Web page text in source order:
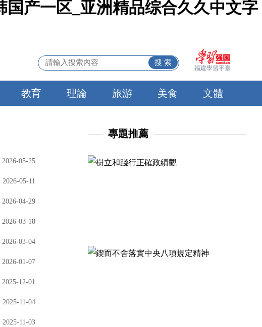
产一区_亚洲精品综合久久中文字
福建學習平臺
教育 理論 旅游 美食 文體
2026-05-25
2026-05-11
2026-04-29
2026-03-18
2026-03-04
2026-01-07
2025-12-01
2025-11-04
2025-11-03
專題推薦